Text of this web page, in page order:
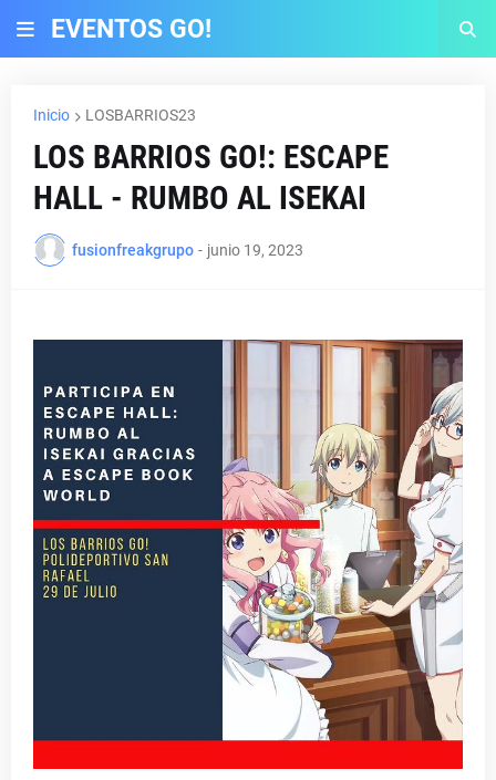
EVENTOS GO!
Inicio LOSBARRIOS23
LOS BARRIOS GO!: ESCAPE
HALL - RUMBO AL ISEKAI
fusionfreakgrupo - junio 19, 2023